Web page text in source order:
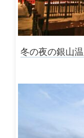
冬の夜の銀山